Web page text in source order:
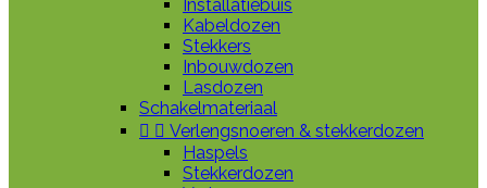
Installatiebuis
Kabeldozen
Stekkers
Inbouwdozen
Lasdozen
Schakelmateriaal
  Verlengsnoeren & stekkerdozen
Haspels
Stekkerdozen